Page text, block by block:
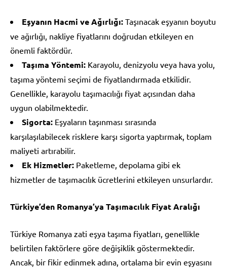
Eşyanın Hacmi ve Ağırlığı: Taşınacak eşyanın boyutu
ve ağırlığı, nakliye fiyatlarını doğrudan etkileyen en
önemli faktördür.
Taşıma Yöntemi: Karayolu, denizyolu veya hava yolu,
taşıma yöntemi seçimi de fiyatlandırmada etkilidir.
Genellikle, karayolu taşımacılığı fiyat açısından daha
uygun olabilmektedir.
Sigorta: Eşyaların taşınması sırasında
karşılaşılabilecek risklere karşı sigorta yaptırmak, toplam
maliyeti artırabilir.
Ek Hizmetler: Paketleme, depolama gibi ek
hizmetler de taşımacılık ücretlerini etkileyen unsurlardır.
Türkiye’den Romanya’ya Taşımacılık Fiyat Aralığı
Türkiye Romanya zati eşya taşıma fiyatları, genellikle
belirtilen faktörlere göre değişiklik göstermektedir.
Ancak, bir fikir edinmek adına, ortalama bir evin eşyasını